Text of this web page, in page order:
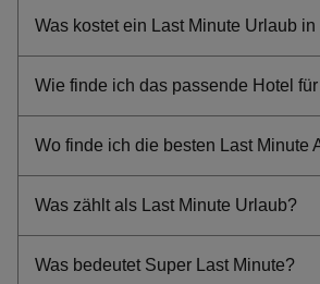
Was kostet ein Last Minute Urlaub
Wie finde ich das passende Hotel
Wo finde ich die besten Last Minute
Was zählt als Last Minute Urlaub?
Was bedeutet Super Last Minute?